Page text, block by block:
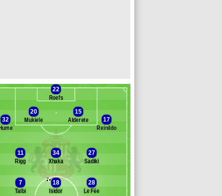
Banc des remplaçants Sunderland
22
Roefs
20
Mukiele
15
Alderete
32
Hume
17
Reinildo
11
Rigg
34
Xhaka
27
Sadiki
7
Talbi
18
Isidor
28
Le Fée